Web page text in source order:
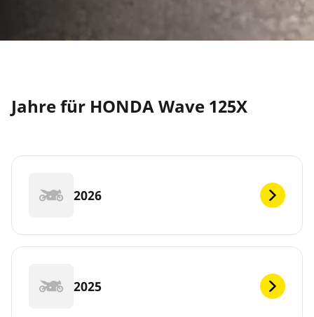
Jahre für HONDA Wave 125X
2026
2025